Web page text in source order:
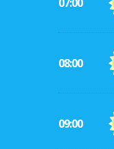
08:00
09:00